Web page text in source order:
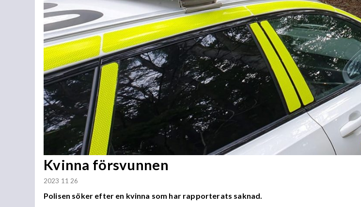
Kvinna försvunnen
2023 11 26
Polisen söker efter en kvinna som har rapporterats saknad.